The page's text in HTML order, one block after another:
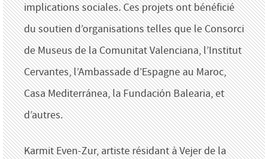
implications sociales. Ces projets ont bénéficié
du soutien d’organisations telles que le Consorci
de Museus de la Comunitat Valenciana, l’Institut
Cervantes, l’Ambassade d’Espagne au Maroc,
Casa Mediterránea, la Fundación Balearia, et
d’autres.
Karmit Even-Zur, artiste résidant à Vejer de la